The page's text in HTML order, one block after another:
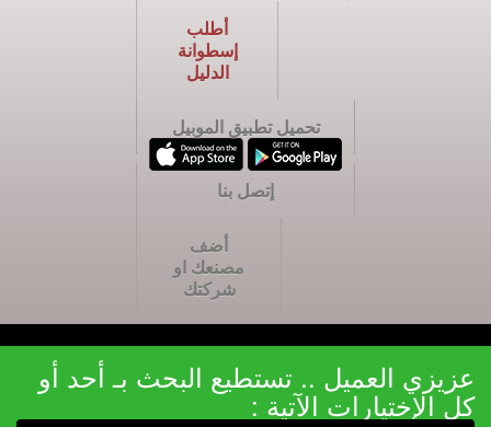
أطلب
إسطوانة
الدليل
تحميل تطبيق الموبيل
إتصل بنا
أضف
مصنعك او
شركتك
عزيزي العميل .. تستطيع البحث بـ أحد أو
كل الإختيارات الآتية :